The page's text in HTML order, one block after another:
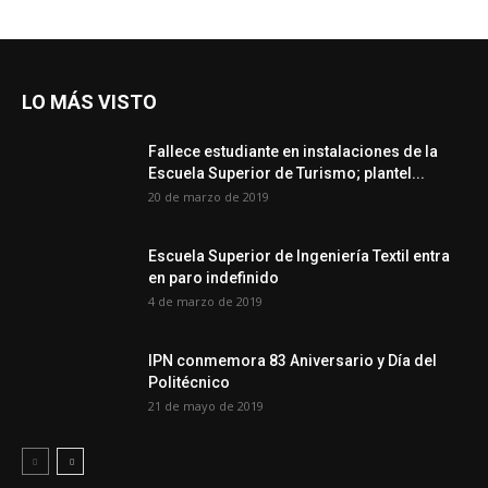
LO MÁS VISTO
Fallece estudiante en instalaciones de la
Escuela Superior de Turismo; plantel...
20 de marzo de 2019
Escuela Superior de Ingeniería Textil entra
en paro indefinido
4 de marzo de 2019
IPN conmemora 83 Aniversario y Día del
Politécnico
21 de mayo de 2019